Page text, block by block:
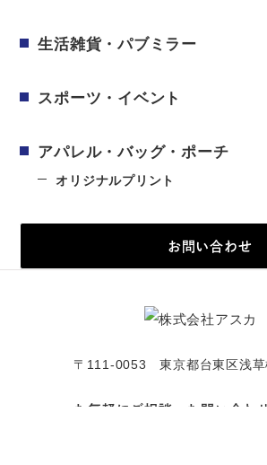
生活雑貨・パブミラー
スポーツ・イベント
アパレル・バッグ・ポーチ
オリジナルプリント
お問い合わせ
〒111-0053 東京都台東区浅草
お気軽にご相談・お問い合わ